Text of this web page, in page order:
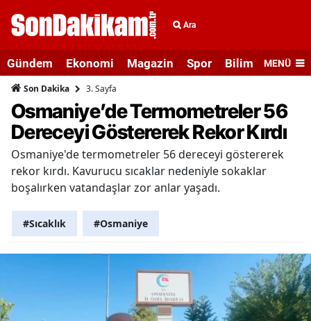
Ara
Gündem Ekonomi Magazin Spor Bilim veMENÜ
Son Dakika 3. Sayfa
Osmaniye’de Termometreler 56
Dereceyi Göstererek Rekor Kırdı
Osmaniye'de termometreler 56 dereceyi göstererek
rekor kırdı. Kavurucu sıcaklar nedeniyle sokaklar
boşalırken vatandaşlar zor anlar yaşadı.
#Sıcaklık #Osmaniye